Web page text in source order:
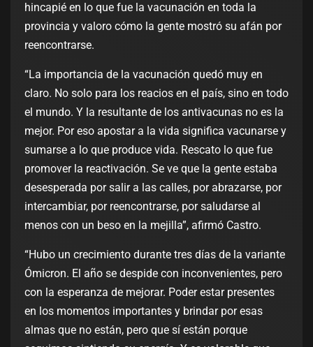
hincapié en lo que fue la vacunación en toda la
provincia y valoro cómo la gente mostró su afán por
reencontrarse.
“La importancia de la vacunación quedó muy en
claro. No solo para los reacios en el país, sino en todo
el mundo. Y la resultante de los antivacunas no es la
mejor. Por eso apostar a la vida significa vacunarse y
sumarse a lo que produce vida. Rescato lo que fue
promover la reactivación. Se ve que la gente estaba
desesperada por salir a las calles, por abrazarse, por
intercambiar, por reencontrarse, por saludarse al
menos con un beso en la mejilla”, afirmó Castro.
“Hubo un crecimiento durante tres días de la variante
Ómicron. El año se despide con inconvenientes, pero
con la esperanza de mejorar. Poder estar presentes
en los momentos importantes y brindar por esas
almas que no están, pero que sí están porque